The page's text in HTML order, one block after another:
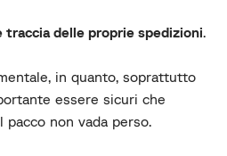
traccia delle proprie spedizioni.
in quanto, soprattutto
essere sicuri che
pacco non vada perso.